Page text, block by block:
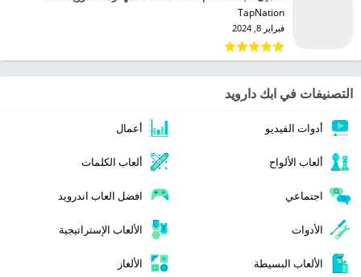
TapNation‏
فبراير 8, 2024
التصنيفات في ابك دارويد
أدوات الفيديو أعمال
ألعاب الألواح ألعاب الكلمات
اجتماعي افضل العاب اندرويد
الأدوات الألعاب الإستراتيجية
الألعاب البسيطة الألغاز